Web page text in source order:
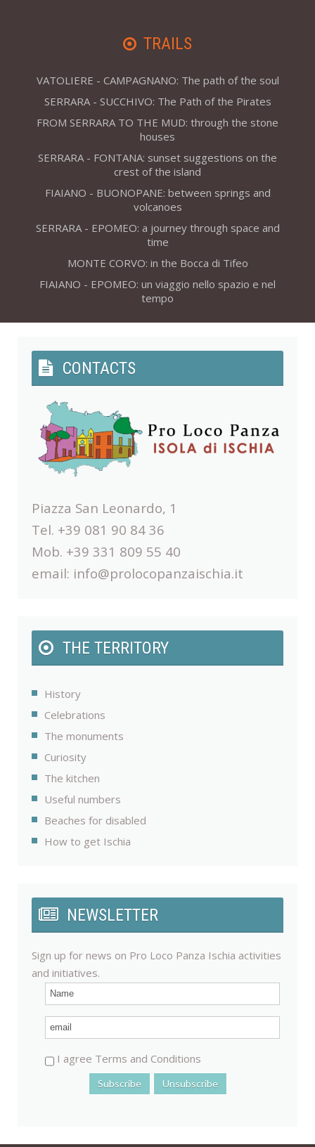
TRAILS
VATOLIERE - CAMPAGNANO: The path of the soul
SERRARA - SUCCHIVO: The Path of the Pirates
FROM SERRARA TO THE MUD: through the stone
houses
SERRARA - FONTANA: sunset suggestions on the
crest of the island
FIAIANO - BUONOPANE: between springs and
volcanoes
SERRARA - EPOMEO: a journey through space and
time
MONTE CORVO: in the Bocca di Tifeo
FIAIANO - EPOMEO: un viaggio nello spazio e nel
tempo
CONTACTS
Piazza San Leonardo, 1
Tel. +39 081 90 84 36
Mob. +39 331 809 55 40
email: info@prolocopanzaischia.it
THE TERRITORY
History
Celebrations
The monuments
Curiosity
The kitchen
Useful numbers
Beaches for disabled
How to get Ischia
NEWSLETTER
Sign up for news on Pro Loco Panza Ischia activities
and initiatives.
I agree Terms and Conditions